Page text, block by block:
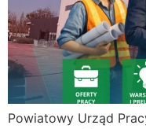
Powiatowy Urząd